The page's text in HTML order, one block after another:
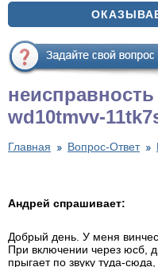
wd10tmvv-
Главная Вопрос-Ответ
Андрей спрашивает:
Добрый день. У меня
При включении через юсб,
прыгает по звуку туда-